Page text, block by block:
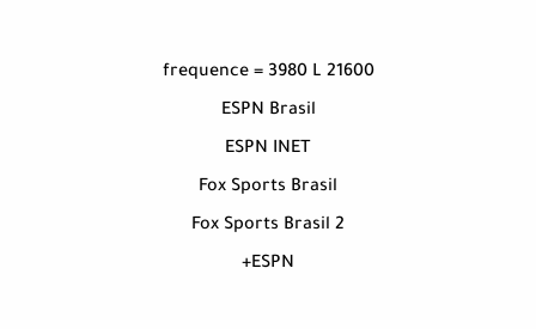
frequence = 3980 L 21600
ESPN Brasil
ESPN INET
Fox Sports Brasil
Fox Sports Brasil 2
ESPN+